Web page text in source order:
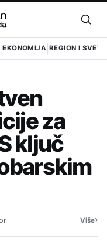
EKONOMIJA REGION I SVET
za
ključ
Više›